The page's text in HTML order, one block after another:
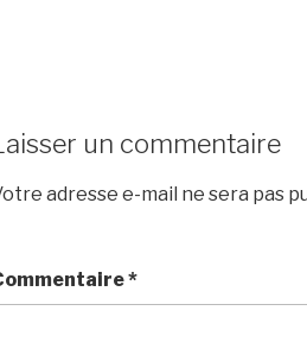
un commentaire
adresse e-mail ne sera pas
*